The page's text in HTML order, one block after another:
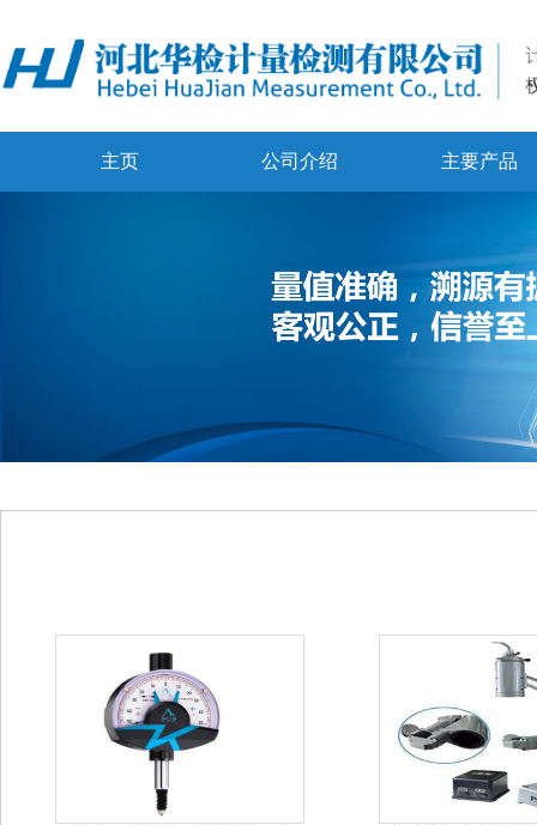
主页 公司介绍 主要产品